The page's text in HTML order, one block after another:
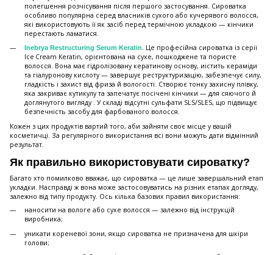
полегшення розчісування після першого застосування. Сироватка
особливо популярна серед власників сухого або кучерявого волосся,
які використовують її як засіб перед термічною укладкою — кінчики
перестають ламатися.
Inebrya Restructuring Serum Keratin. Це професійна сироватка із серії
Ice Cream Keratin, орієнтована на сухе, пошкоджене та пористе
волосся. Вона має гідролізовану кератинову основу, иістить кераміди
та гіалуронову кислоту — завершує реструктуризацію, забезпечує силу,
гладкість і захист від фриза й вологості. Створює тонку захисну плівку,
яка закриває кутикулу та запечатує посічені кінчики — для сяючого й
доглянутого вигляду . У складі відсутні сульфати SLS/SLES, що підвищує
безпечність засобу для фарбованого волосся.
Кожен з цих продуктів вартий того, аби зайняти своє місце у вашій
косметичці. За регулярного використання всі вони можуть дати відмінний
результат.
Як правильно використовувати сироватку?
Багато хто помилково вважає, що сироватка — це лише завершальний етап
укладки. Насправді ж вона може застосовуватись на різних етапах догляду,
залежно від типу продукту. Ось кілька базових правил використання:
наносити на вологе або сухе волосся — залежно від інструкцій
виробника;
уникати кореневої зони, якщо сироватка не призначена для шкіри
голови;